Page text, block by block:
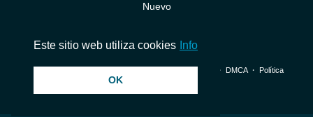
Nuevo
© 2026 InstantAudio. Reservados todos los derechos. ・ DMCA・ Política
Este sitio web utiliza cookies Info
OK